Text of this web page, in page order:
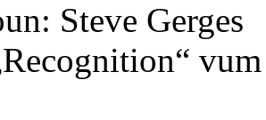
Steve Gerges